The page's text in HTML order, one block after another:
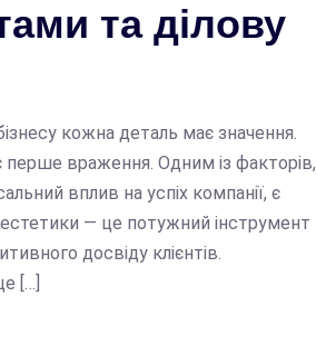
та ділову
кожна деталь має значення.
перше враження. Одним із факторів,
вплив на успіх компанії, є
— це потужний інструмент
досвіду клієнтів.
[…]